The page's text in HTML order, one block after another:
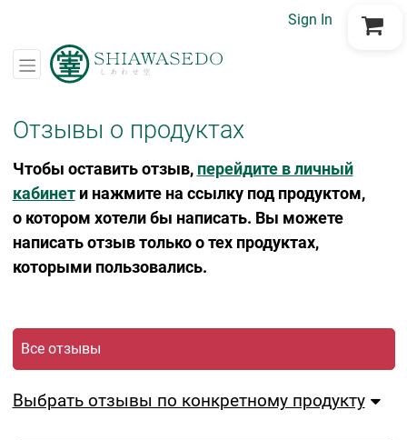
Sign In
Go to Cart
Отзывы о продуктах
Чтобы оставить отзыв, перейдите в личный
кабинети нажмите на ссылку под продуктом,
о котором хотели бы написать. Вы можете
написать отзыв только о тех продуктах,
которыми пользовались.
Все отзывы
Выбрать отзывы по конкретному продукту